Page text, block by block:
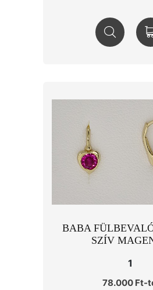
BABA
SZÍV
1
78.000 Ft-